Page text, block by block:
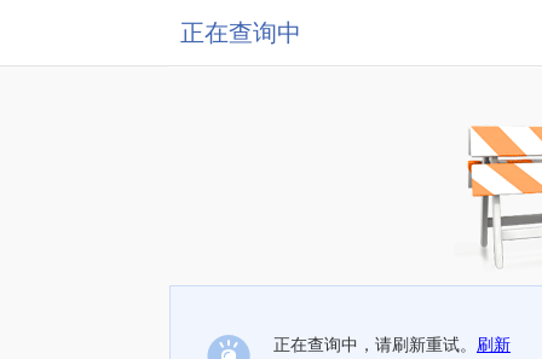
正在查询中
正在查询中，请刷新重试。 刷新